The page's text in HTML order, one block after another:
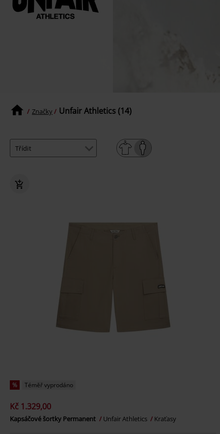
Značky Unfair Athletics (14)
% Téměř vyprodáno
Kč 1.329,00
Kapsáčové šortky Permanent Unfair Athletics Kraťasy